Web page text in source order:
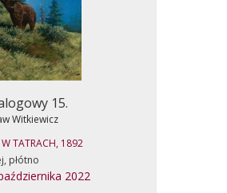
15.
Witkiewicz
TATRACH, 1892
płótno
2022